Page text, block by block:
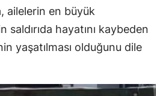
ailelerin en büyük
hayatını kaybeden
yaşatılması olduğunu dile